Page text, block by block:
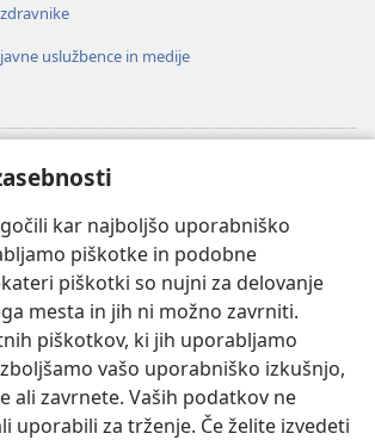
kar najboljšo uporabniško
piškotke in podobne
piškotki so nujni za delovanje
mesta in jih ni možno zavrniti.
piškotkov, ki jih uporabljamo
vašo uporabniško izkušnjo,
ali zavrnete. Vaših podatkov ne
uporabili za trženje. Če želite izvedeti
uslužbence in medije
SPLETNA KNJIŽNICA™